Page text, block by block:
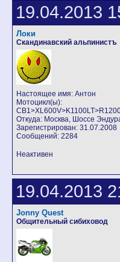
19.04.2013
Локи
Скандинавский альпинистъ
Настоящее имя: Антон
Мотоцикл(ы):
Откуда: Москва, Шоссе
Зарегистрирован: 31.07.2008
Сообщений: 2284
Неактивен
19.04.2013
Jonny Quest
Общительный сибиховод